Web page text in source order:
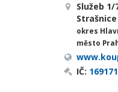
Služeb 1/
Strašnice
okres
město
IČ: